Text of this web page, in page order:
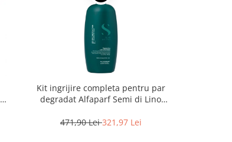
Kit ingrijire completa pentru par
degradat Alfaparf Semi di Lino
471,90 Lei321,97 Lei